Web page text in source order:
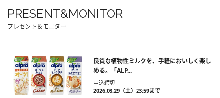
PRESENT&MONITOR
プレゼント＆モニター
良質な植物性ミルクを、手軽においしく楽し
める。「ALP...
申込締切
2026.08.29（土）23:59まで